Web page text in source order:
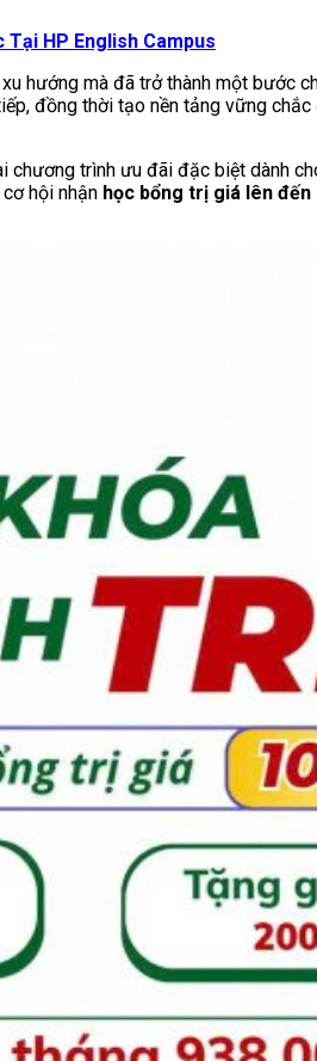
Tại HP English Campus
hướng mà đã trở thành một bước
đồng thời tạo nền tảng vững
chương trình ưu đãi đặc biệt dành
hội nhận học bổng trị giá lên đến